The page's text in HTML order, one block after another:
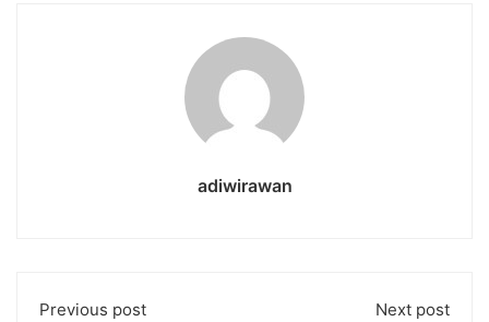
adiwirawan
Previous post Next post